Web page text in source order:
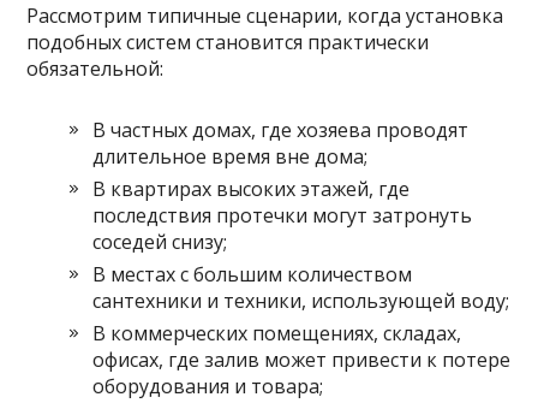
Рассмотрим типичные сценарии, когда установка
подобных систем становится практически
обязательной:
В частных домах, где хозяева проводят
длительное время вне дома;
В квартирах высоких этажей, где
последствия протечки могут затронуть
соседей снизу;
В местах с большим количеством
сантехники и техники, использующей воду;
В коммерческих помещениях, складах,
офисах, где залив может привести к потере
оборудования и товара;